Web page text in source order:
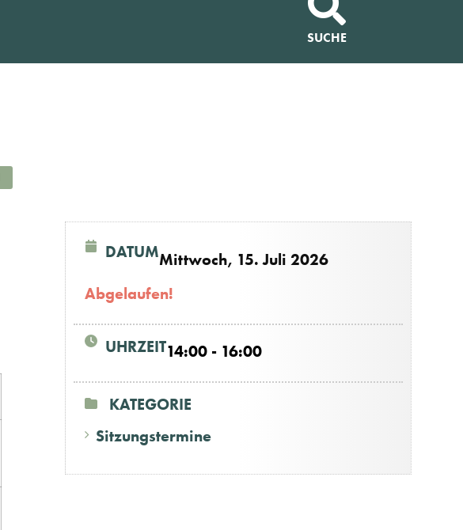
SUCHE
DATUMMittwoch, 15. Juli 2026
Abgelaufen!
UHRZEIT14:00 - 16:00
KATEGORIE
Sitzungstermine